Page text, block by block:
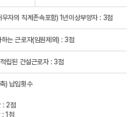
자의 직계존속포함) 1년이상부양자 : 3점
는 근로자(임원제외) : 3점
립된 건설근로자 : 3점
) 납입횟수
: 2점
1점